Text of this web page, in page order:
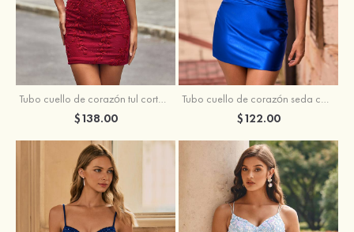
Tubo cuello de corazón tul corto/mini vestido para homecoming
$138.00
Tubo cuello de corazón seda como el satén corto vestido para homecoming
$122.00